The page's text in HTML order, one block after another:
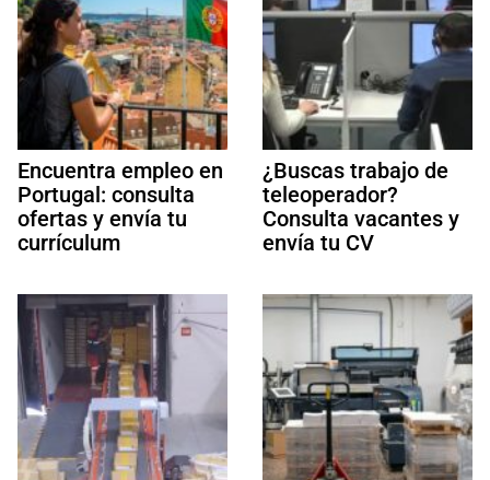
Encuentra empleo en
Portugal: consulta
ofertas y envía tu
currículum
¿Buscas trabajo de
teleoperador?
Consulta vacantes y
envía tu CV